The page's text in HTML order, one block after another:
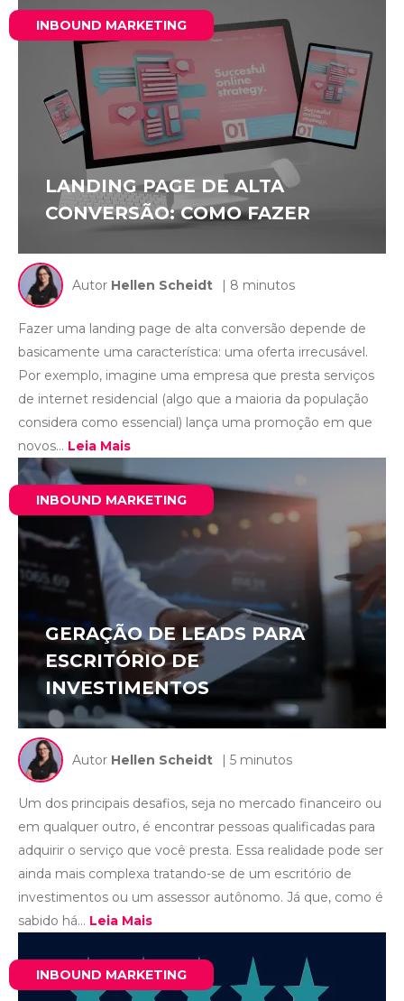
INBOUND MARKETING
LANDING PAGE DE ALTA
CONVERSÃO: COMO FAZER
Autor Hellen Scheidt | 8 minutos
Fazer uma landing page de alta conversão depende de
basicamente uma característica: uma oferta irrecusável.
Por exemplo, imagine uma empresa que presta serviços
de internet residencial (algo que a maioria da população
considera como essencial) lança uma promoção em que
novos... Leia Mais
INBOUND MARKETING
GERAÇÃO DE LEADS PARA
ESCRITÓRIO DE
INVESTIMENTOS
Autor Hellen Scheidt | 5 minutos
Um dos principais desafios, seja no mercado financeiro ou
em qualquer outro, é encontrar pessoas qualificadas para
adquirir o serviço que você presta. Essa realidade pode ser
ainda mais complexa tratando-se de um escritório de
investimentos ou um assessor autônomo. Já que, como é
sabido há... Leia Mais
INBOUND MARKETING